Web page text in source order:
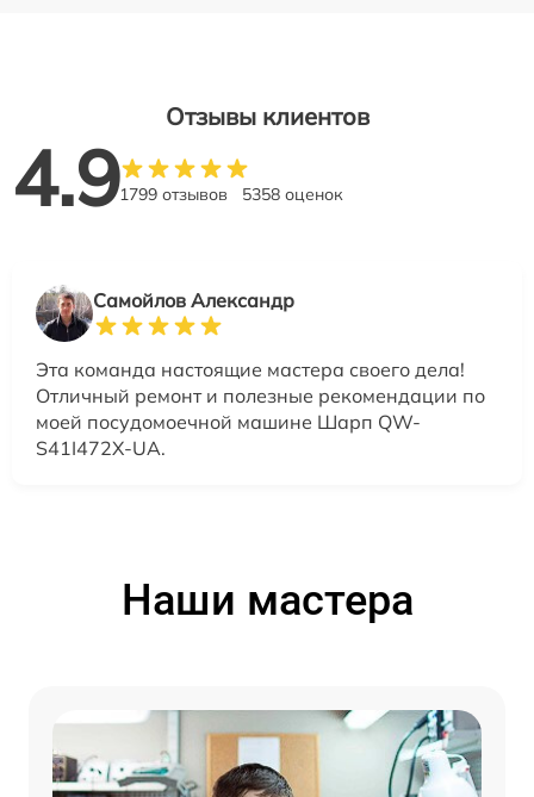
Отзывы клиентов
4.91799 отзывов 5358 оценок
Самойлов Александр
Эта команда настоящие мастера своего дела!
Отличный ремонт и полезные рекомендации по
моей посудомоечной машине Шарп QW-
S41I472X-UA.
Наши мастера